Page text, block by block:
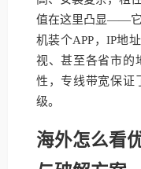
值在这里凸显——它
机装个APP，IP地
视、甚至各省市的
性，专线带宽保证
级。
海外怎么看